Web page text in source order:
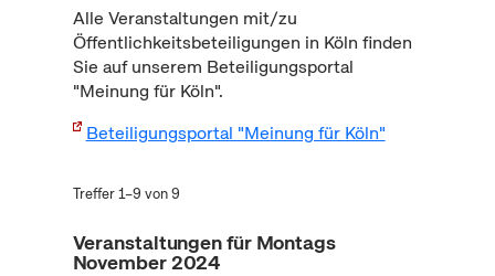
Alle Veranstaltungen mit/zu
Öffentlichkeitsbeteiligungen in Köln finden
Sie auf unserem Beteiligungsportal
"Meinung für Köln".
Beteiligungsportal "Meinung für Köln"
Treffer 1–9 von 9
Veranstaltungen für Montags
November 2024